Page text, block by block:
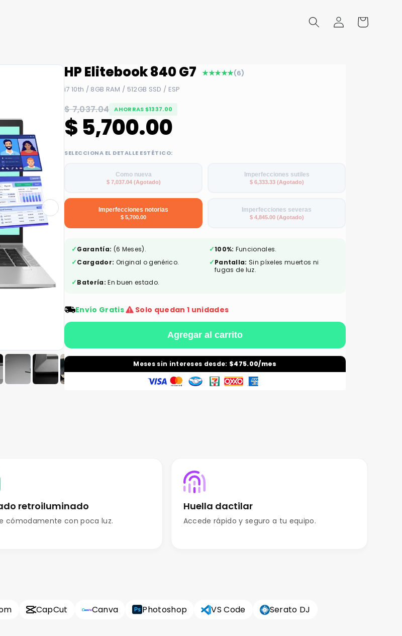
Iniciar
sesión
Carrito
HP Elitebook 840 G7 ★★★★★(6)
i7 10th / 8GB RAM / 512GB SSD / ESP
$ 7,037.04 AHORRAS $1337.00
$ 5,700.00
SELECCIONA EL DETALLE ESTÉTICO:
Como nueva
$ 7,037.04 (Agotado)
Imperfecciones sutiles
$ 6,333.33 (Agotado)
Imperfecciones notorias
$ 5,700.00
Imperfecciones severas
$ 4,845.00 (Agotado)
✓Garantía: (6 Meses). ✓100%: Funcionales.
✓Cargador: Original o genérico. ✓Pantalla: Sin píxeles muertos ni
fugas de luz.
✓Batería: En buen estado.
Envío Gratis Solo quedan 1 unidades
Agregar al carrito
Meses sin intereses desde: $475.00/mes
retroiluminado
cómodamente con poca luz.
Huella dactilar
Accede rápido y seguro a tu equipo.
CapCut Canva Photoshop VS Code
Serato DJ